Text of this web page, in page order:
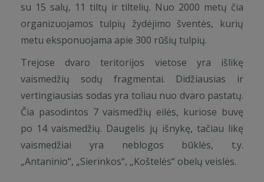
su 15 salų, 11 tiltų ir tiltelių. Nuo 2000 metų čia
organizuojamos tulpių žydėjimo šventės, kurių
metu eksponuojama apie 300 rūšių tulpių.
Trejose dvaro teritorijos vietose yra išlikę
vaismedžių sodų fragmentai. Didžiausias ir
vertingiausias sodas yra toliau nuo dvaro pastatų.
Čia pasodintos 7 vaismedžių eilės, kuriose buvę
po 14 vaismedžių. Daugelis jų išnykę, tačiau likę
vaismedžiai yra neblogos būklės, t.y.
„Antaninio“, „Sierinkos“, „Koštelės“ obelų veislės.